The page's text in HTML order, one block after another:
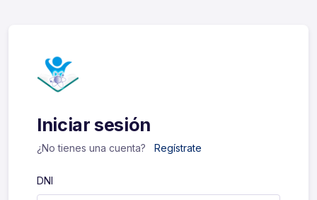
Iniciar sesión
¿No tienes una cuenta? Regístrate
DNI